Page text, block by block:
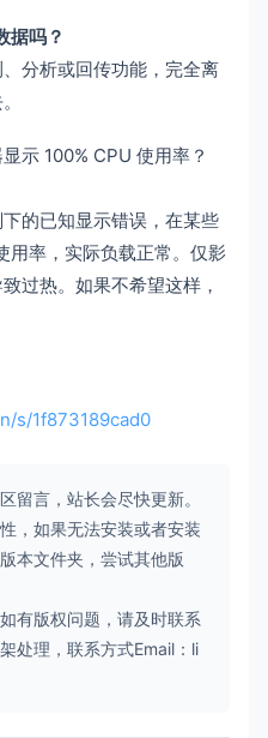
据吗？
分析或回传功能，完全离
示 100% CPU 使用率？
的已知显示错误，在某些
用率，实际负载正常。仅影
过热。如果不希望这样，
s/1f873189cad0
留言，站长会尽快更新。
，如果无法安装或者安装
本文件夹，尝试其他版
有版权问题，请及时联系
处理，联系方式Email：li